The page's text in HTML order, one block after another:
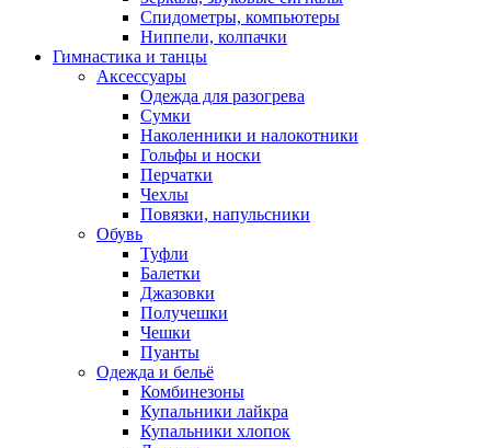
Спидометры, компьютеры
Ниппели, колпачки
Гимнастика и танцы
Аксессуары
Одежда для разогрева
Сумки
Наколенники и налокотники
Гольфы и носки
Перчатки
Чехлы
Повязки, напульсники
Обувь
Туфли
Балетки
Джазовки
Получешки
Чешки
Пуанты
Одежда и бельё
Комбинезоны
Купальники лайкра
Купальники хлопок